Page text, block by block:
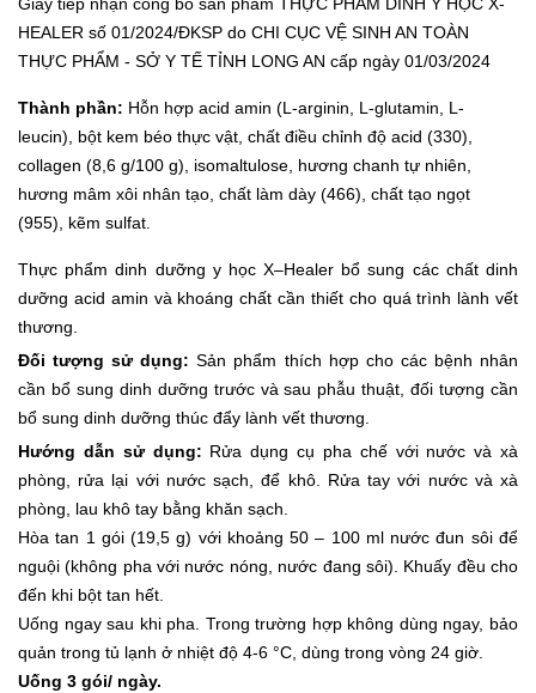
HEALER số 01/2024/ĐKSP do CHI CỤC VỆ SINH AN TOÀN
THỰC PHẨM - SỞ Y TẾ TỈNH LONG AN cấp ngày 01/03/2024
Thành phần: Hỗn hợp acid amin (L-arginin, L-glutamin, L-
leucin), bột kem béo thực vật, chất điều chỉnh độ acid (330),
collagen (8,6 g/100 g), isomaltulose, hương chanh tự nhiên,
hương mâm xôi nhân tạo, chất làm dày (466), chất tạo ngọt
(955), kẽm sulfat.
Thực phẩm dinh dưỡng y học X–Healer bổ sung các chất dinh
dưỡng acid amin và khoáng chất cần thiết cho quá trình lành vết
thương.
Đối tượng sử dụng:Sản phẩm thích hợp cho các bệnh nhân
cần bổ sung dinh dưỡng trước và sau phẫu thuật, đối tượng cần
bổ sung dinh dưỡng thúc đẩy lành vết thương.
Hướng dẫn sử dụng: Rửa dụng cụ pha chế với nước và xà
phòng, rửa lại với nước sạch, để khô. Rửa tay với nước và xà
phòng, lau khô tay bằng khăn sạch.
Hòa tan 1 gói (19,5 g) với khoảng 50 – 100 ml nước đun sôi để
nguội (không pha với nước nóng, nước đang sôi). Khuấy đều cho
đến khi bột tan hết.
Uống ngay sau khi pha. Trong trường hợp không dùng ngay, bảo
quản trong tủ lạnh ở nhiệt độ 4-6 °C, dùng trong vòng 24 giờ.
Uống 3 gói/ ngày.